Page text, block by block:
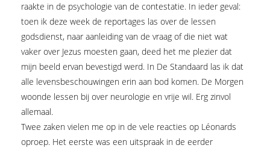
raakte in de psychologie van de contestatie. In ieder geval:
toen ik deze week de reportages las over de lessen
godsdienst, naar aanleiding van de vraag of die niet wat
vaker over Jezus moesten gaan, deed het me plezier dat
mijn beeld ervan bevestigd werd. In De Standaard las ik dat
alle levensbeschouwingen erin aan bod komen. De Morgen
woonde lessen bij over neurologie en vrije wil. Erg zinvol
allemaal.
Twee zaken vielen me op in de vele reacties op Léonards
oproep. Het eerste was een uitspraak in de eerder